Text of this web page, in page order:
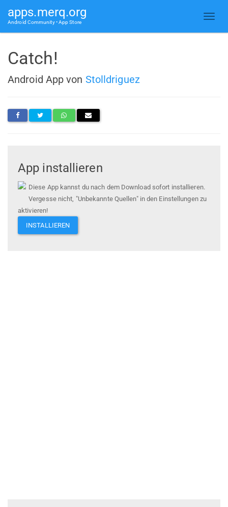
apps.merq.org
Android Community • App Store
Catch!
Android App von Stolldriguez
App installieren
Diese App kannst du nach dem Download sofort installieren.
Vergesse nicht, "Unbekannte Quellen" in den Einstellungen zu
aktivieren!
INSTALLIEREN